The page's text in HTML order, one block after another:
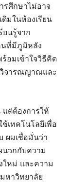
รศึกษาไม่อาจ
มในห้องเรียน
ยนรู้จาก
นที่มีภูมิหลัง
อมเข้าใจวิธีคิด
วิจารณญาณและ
แต่ต้องการให้
เทคโนโลยีเพื่อ
ผมเชื่อมั่นว่า
นวกกับความ
ใหม่ และความ
หาวิทยาลัย